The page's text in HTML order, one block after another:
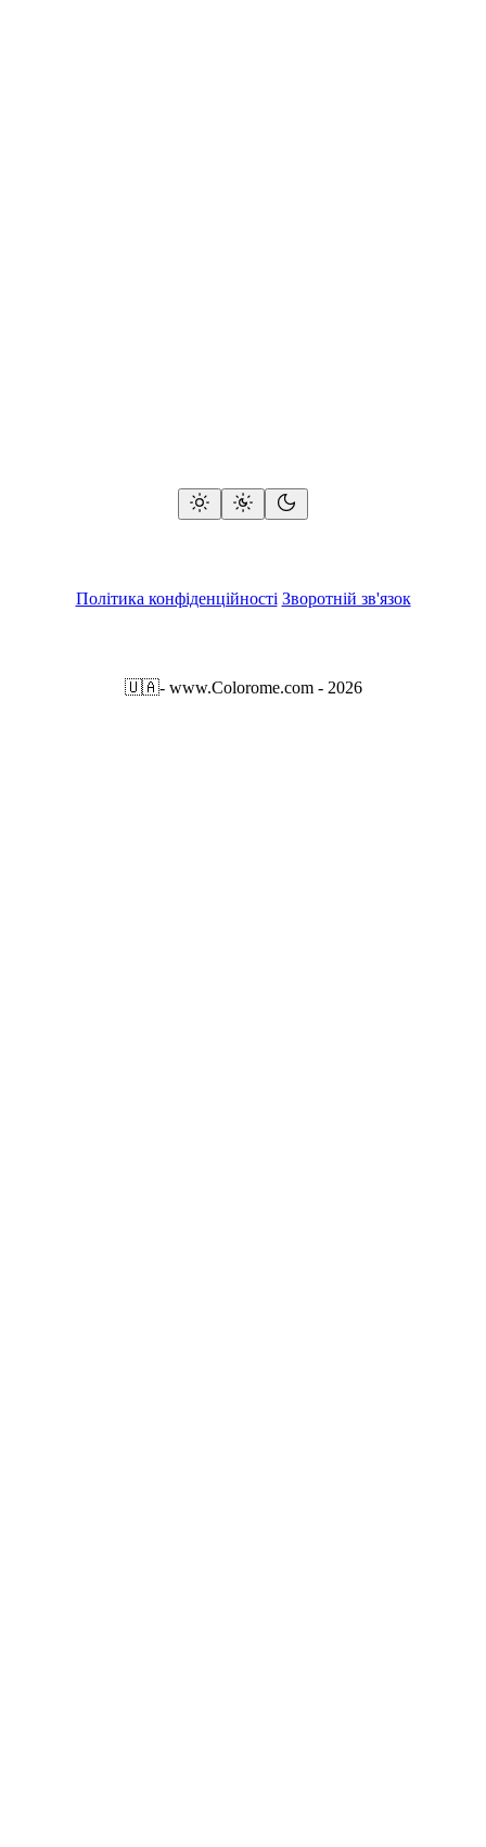
Політика конфіденційності Зворотній зв'язок
🇺🇦- www.Colorome.com - 2026